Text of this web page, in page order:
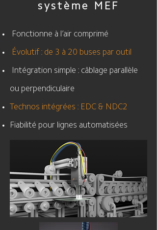
système MEF
Fonctionne à l’air comprimé
Évolutif : de 3 à 20 buses par outil
Intégration simple : câblage parallèle
ou perpendiculaire
Technos intégrées : EDC & NDC2
Fiabilité pour lignes automatisées